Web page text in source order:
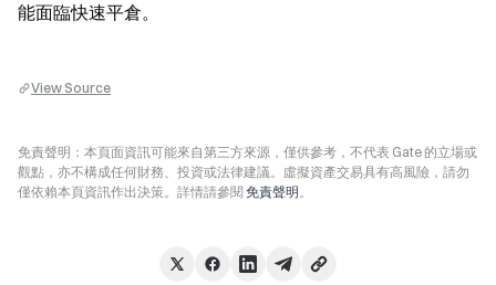
能面臨快速平倉。
View Source
免責聲明：本頁面資訊可能來自第三方來源，僅供參考，不代表 Gate 的立場或
觀點，亦不構成任何財務、投資或法律建議。虛擬資產交易具有高風險，請勿
僅依賴本頁資訊作出決策。詳情請參閱 免責聲明。